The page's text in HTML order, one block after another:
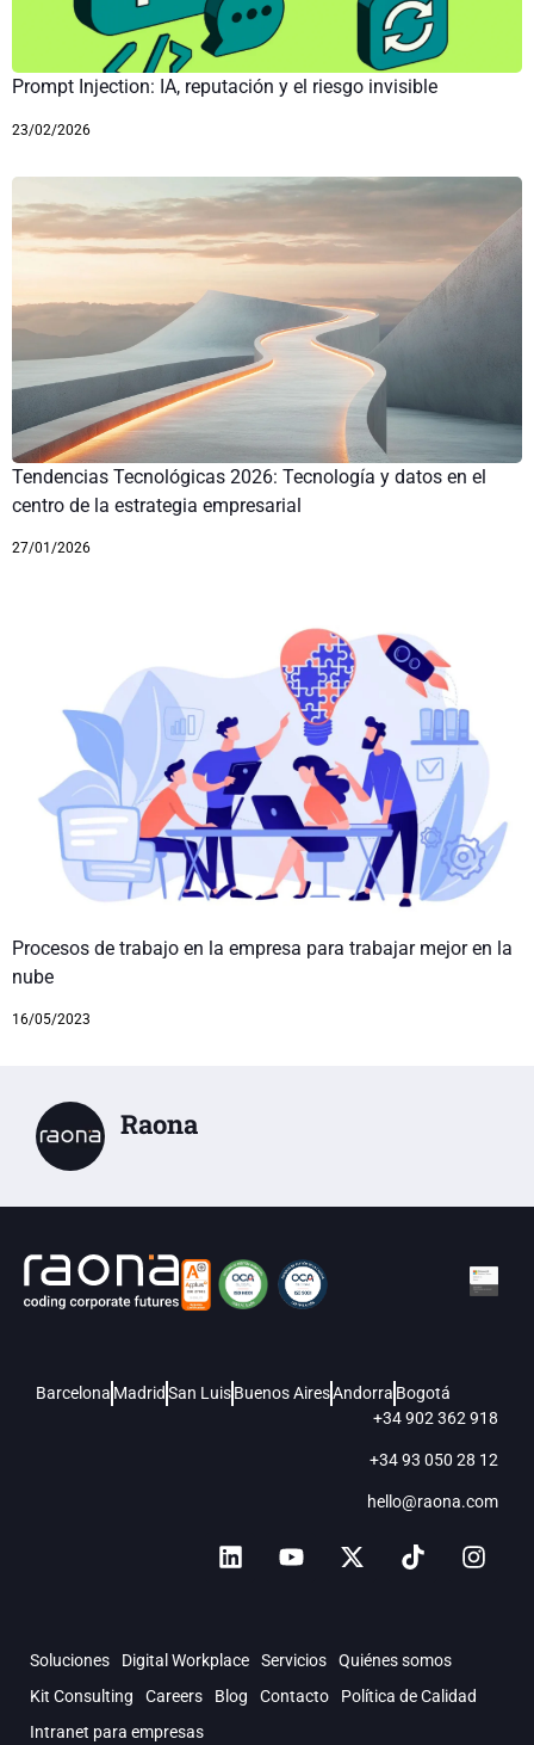
Prompt Injection: IA, reputación y el riesgo invisible
23/02/2026
Tendencias Tecnológicas 2026: Tecnología y datos en el
centro de la estrategia empresarial
27/01/2026
Procesos de trabajo en la empresa para trabajar mejor en la
nube
16/05/2023
Raona
Barcelona MadridSan LuisBuenos AiresAndorra Bogotá
+34 902 362 918
+34 93 050 28 12
hello@raona.com
Soluciones Digital Workplace Servicios
Quiénes somos
Kit Consulting
Careers Blog Contacto
Política de Calidad
Intranet para empresas